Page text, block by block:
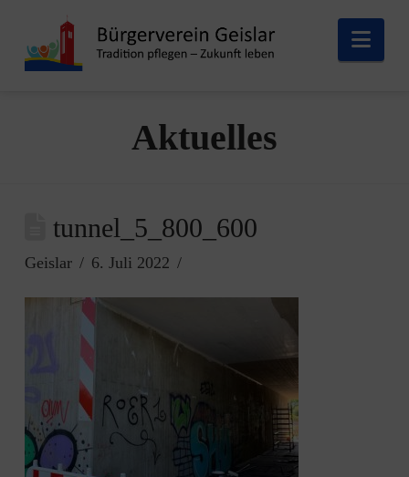
Aktuelles
tunnel_5_800_600
Geislar 6. Juli 2022